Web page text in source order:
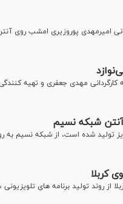
امیرمهدی پوروزیری امشب روی
شبکه نسیم
تولید شده است، از شبکه نسیم به
کربلا
روند تولید برنامه های